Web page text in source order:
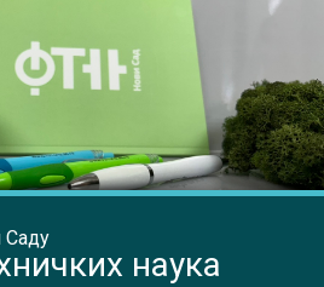
Саду
наука